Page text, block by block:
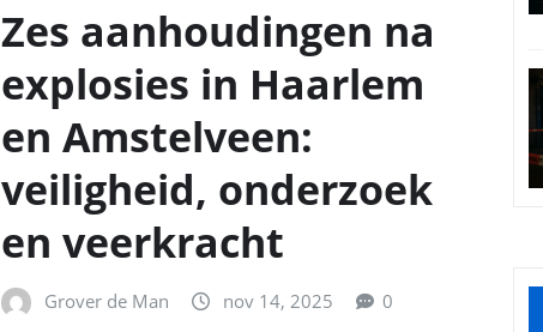
Zes aanhoudingen na
explosies in Haarlem
en Amstelveen:
veiligheid, onderzoek
en veerkracht
Grover de Man nov 14, 2025 0